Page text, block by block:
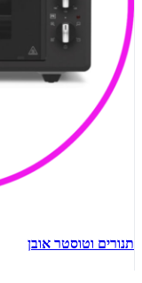
תנורים וטוסטר אובן